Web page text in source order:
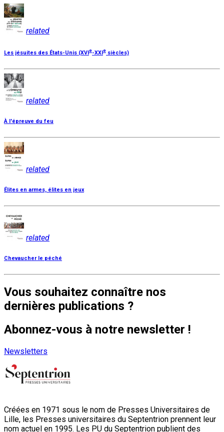
related
Les jésuites des États-Unis (XVIe-XXIe siècles)
related
À l'épreuve du feu
related
Élites en armes, élites en jeux
related
Chevaucher le péché
Vous souhaitez connaître nos
dernières publications ?
Abonnez-vous à notre newsletter !
Newsletters
Créées en 1971 sous le nom de Presses Universitaires de
Lille, les Presses universitaires du Septentrion prennent leur
nom actuel en 1995. Les PU du Septentrion publient des